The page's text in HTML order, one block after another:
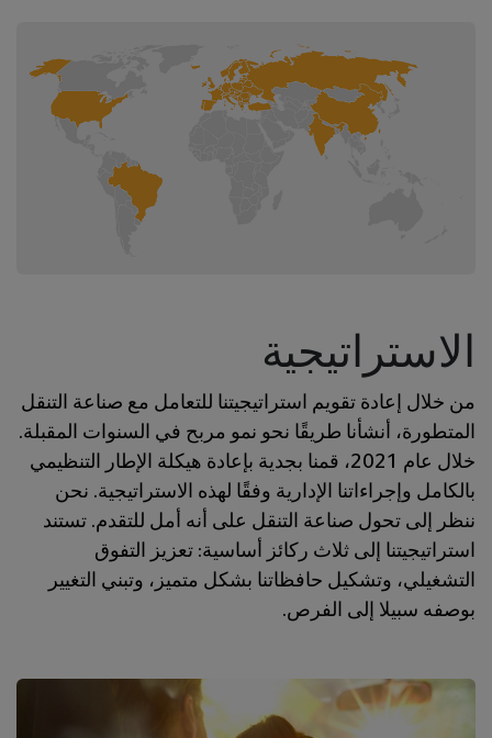
الاستراتيجية
من خلال إعادة تقويم استراتيجيتنا للتعامل مع صناعة التنقل
المتطورة، أنشأنا طريقًا نحو نمو مربح في السنوات المقبلة.
خلال عام 2021، قمنا بجدية بإعادة هيكلة الإطار التنظيمي
بالكامل وإجراءاتنا الإدارية وفقًا لهذه الاستراتيجية. نحن
ننظر إلى تحول صناعة التنقل على أنه أمل للتقدم. تستند
استراتيجيتنا إلى ثلاث ركائز أساسية: تعزيز التفوق
التشغيلي، وتشكيل حافظاتنا بشكل متميز، وتبني التغيير
بوصفه سبيلا إلى الفرص.